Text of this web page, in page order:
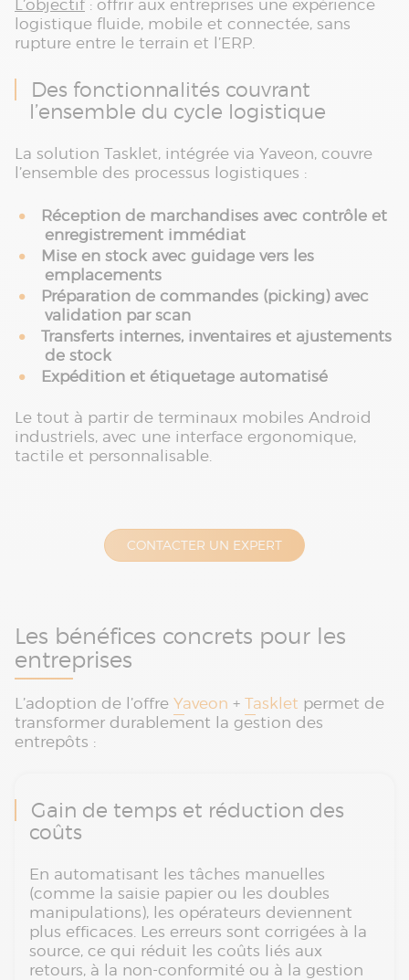
L’objectif : offrir aux entreprises une expérience
logistique fluide, mobile et connectée, sans
rupture entre le terrain et l’ERP.
Des fonctionnalités couvrant
l’ensemble du cycle logistique
La solution Tasklet, intégrée via Yaveon, couvre
l’ensemble des processus logistiques :
Réception de marchandises avec contrôle et
enregistrement immédiat
Mise en stock avec guidage vers les
emplacements
Préparation de commandes (picking) avec
validation par scan
Transferts internes, inventaires et ajustements
de stock
Expédition et étiquetage automatisé
Le tout à partir de terminaux mobiles Android
industriels, avec une interface ergonomique,
tactile et personnalisable.
CONTACTER UN EXPERT
Les bénéfices concrets pour les
entreprises
L’adoption de l’offre Yaveon + Tasklet permet de
transformer durablement la gestion des
entrepôts :
Gain de temps et réduction des
coûts
En automatisant les tâches manuelles
(comme la saisie papier ou les doubles
manipulations), les opérateurs deviennent
plus efficaces. Les erreurs sont corrigées à la
source, ce qui réduit les coûts liés aux
retours, à la non-conformité ou à la gestion